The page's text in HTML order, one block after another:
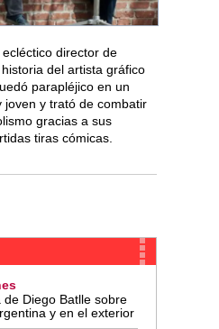
director de
del artista gráfico
parapléjico en un
joven y trató de combatir
gracias a sus
tiras cómicas.
de Diego Batlle sobre
y en el exterior